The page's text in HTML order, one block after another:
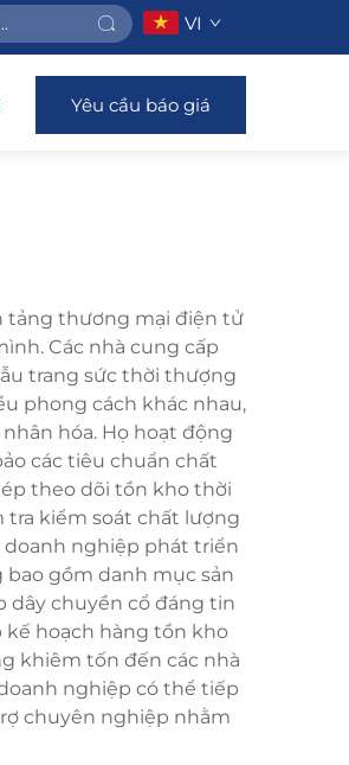
VI
Yêu cầu báo giá
tảng thương mại điện tử
Các nhà cung cấp
trang sức thời thượng
phong cách khác nhau,
hóa. Họ hoạt động
các tiêu chuẩn chất
theo dõi tồn kho thời
tra kiểm soát chất lượng
doanh nghiệp phát triển
gồm danh mục sản
dây chuyền cổ đáng tin
kế hoạch hàng tồn kho
khiêm tốn đến các nhà
nghiệp có thể tiếp
chuyên nghiệp nhằm